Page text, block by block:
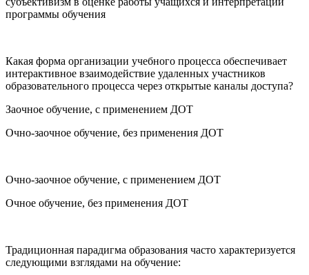
программы обучения
Какая форма организации учебного процесса обеспечивает
интерактивное взаимодействие удаленных участников
образовательного процесса через открытые каналы доступа?
Заочное обучение, с применением ДОТ
Очно-заочное обучение, без применения ДОТ
Очно-заочное обучение, с применением ДОТ
Очное обучение, без применения ДОТ
Традиционная парадигма образования часто характеризуется
следующими взглядами на обучение: